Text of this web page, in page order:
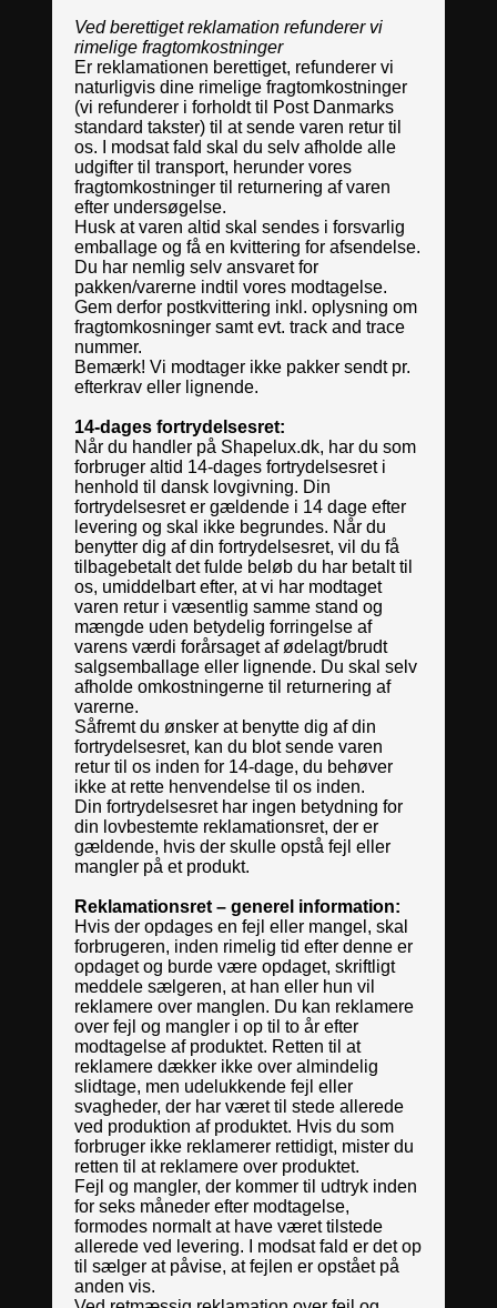
Ved berettiget reklamation refunderer vi
rimelige fragtomkostninger
Er reklamationen berettiget, refunderer vi
naturligvis dine rimelige fragtomkostninger
(vi refunderer i forholdt til Post Danmarks
standard takster) til at sende varen retur til
os. I modsat fald skal du selv afholde alle
udgifter til transport, herunder vores
fragtomkostninger til returnering af varen
efter undersøgelse.
Husk at varen altid skal sendes i forsvarlig
emballage og få en kvittering for afsendelse.
Du har nemlig selv ansvaret for
pakken/varerne indtil vores modtagelse.
Gem derfor postkvittering inkl. oplysning om
fragtomkosninger samt evt. track and trace
nummer.
Bemærk! Vi modtager ikke pakker sendt pr.
efterkrav eller lignende.
14-dages fortrydelsesret:
Når du handler på Shapelux.dk, har du som
forbruger altid 14-dages fortrydelsesret i
henhold til dansk lovgivning. Din
fortrydelsesret er gældende i 14 dage efter
levering og skal ikke begrundes. Når du
benytter dig af din fortrydelsesret, vil du få
tilbagebetalt det fulde beløb du har betalt til
os, umiddelbart efter, at vi har modtaget
varen retur i væsentlig samme stand og
mængde uden betydelig forringelse af
varens værdi forårsaget af ødelagt/brudt
salgsemballage eller lignende. Du skal selv
afholde omkostningerne til returnering af
varerne.
Såfremt du ønsker at benytte dig af din
fortrydelsesret, kan du blot sende varen
retur til os inden for 14-dage, du behøver
ikke at rette henvendelse til os inden.
Din fortrydelsesret har ingen betydning for
din lovbestemte reklamationsret, der er
gældende, hvis der skulle opstå fejl eller
mangler på et produkt.
Reklamationsret – generel information:
Hvis der opdages en fejl eller mangel, skal
forbrugeren, inden rimelig tid efter denne er
opdaget og burde være opdaget, skriftligt
meddele sælgeren, at han eller hun vil
reklamere over manglen. Du kan reklamere
over fejl og mangler i op til to år efter
modtagelse af produktet. Retten til at
reklamere dækker ikke over almindelig
slidtage, men udelukkende fejl eller
svagheder, der har været til stede allerede
ved produktion af produktet. Hvis du som
forbruger ikke reklamerer rettidigt, mister du
retten til at reklamere over produktet.
Fejl og mangler, der kommer til udtryk inden
for seks måneder efter modtagelse,
formodes normalt at have været tilstede
allerede ved levering. I modsat fald er det op
til sælger at påvise, at fejlen er opstået på
anden vis.